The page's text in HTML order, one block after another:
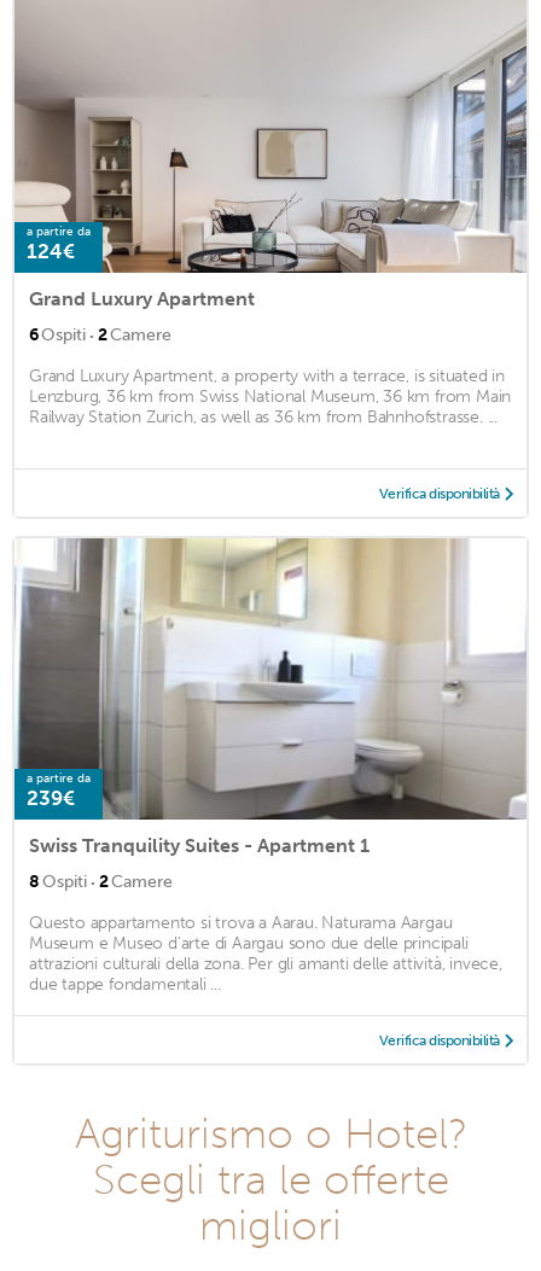
a partire da
124€
Grand Luxury Apartment
6Ospiti · 2Camere
Grand Luxury Apartment, a property with a terrace, is situated in
Lenzburg, 36 km from Swiss National Museum, 36 km from Main
Railway Station Zurich, as well as 36 km from Bahnhofstrasse. ...
Verifica disponibilità
a partire da
239€
Swiss Tranquility Suites - Apartment 1
8Ospiti · 2Camere
Questo appartamento si trova a Aarau. Naturama Aargau
Museum e Museo d'arte di Aargau sono due delle principali
attrazioni culturali della zona. Per gli amanti delle attività, invece,
due tappe fondamentali ...
Verifica disponibilità
Agriturismo o Hotel?
Scegli tra le offerte
migliori